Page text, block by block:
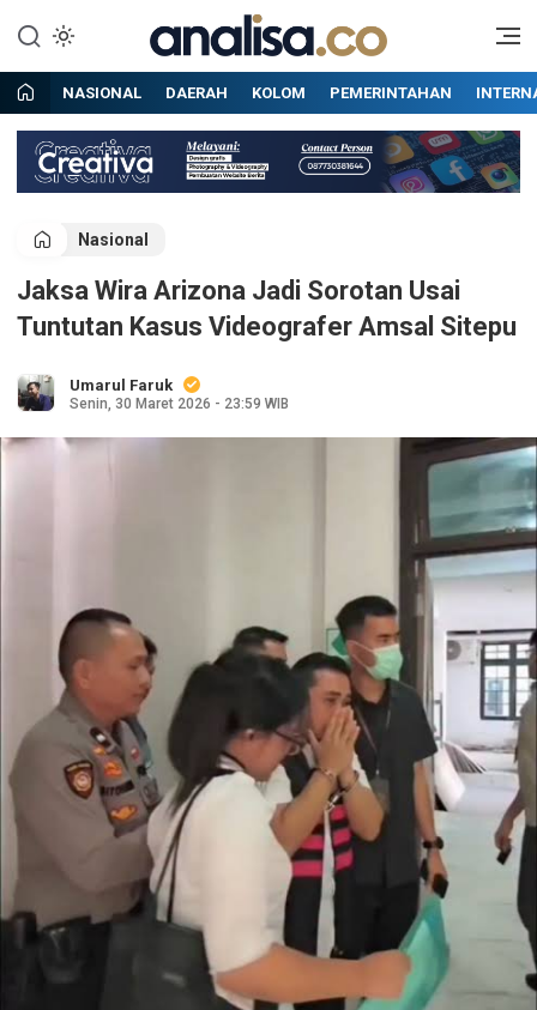
konten
Analisa
Situs berita online terpercaya
NASIONAL DAERAH KOLOM PEMERINTAHAN
Nasional
Jaksa Wira Arizona Jadi Sorotan Usai
Tuntutan Kasus Videografer Amsal Sitepu
Umarul Faruk
Senin, 30 Maret 2026 - 23:59 WIB